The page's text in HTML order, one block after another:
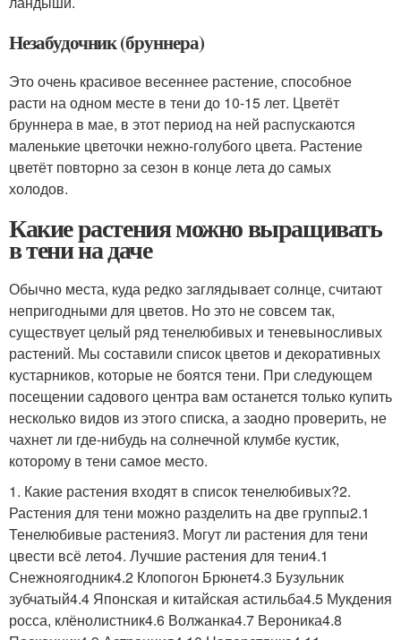
Незабудочник (бруннера)
Это очень красивое весеннее растение, способное
расти на одном месте в тени до 10-15 лет. Цветёт
бруннера в мае, в этот период на ней распускаются
маленькие цветочки нежно-голубого цвета. Растение
цветёт повторно за сезон в конце лета до самых
холодов.
Какие растения можно выращивать
в тени на даче
Обычно места, куда редко заглядывает солнце, считают
непригодными для цветов. Но это не совсем так,
существует целый ряд тенелюбивых и теневыносливых
растений. Мы составили список цветов и декоративных
кустарников, которые не боятся тени. При следующем
посещении садового центра вам останется только купить
несколько видов из этого списка, а заодно проверить, не
чахнет ли где-нибудь на солнечной клумбе кустик,
которому в тени самое место.
1. Какие растения входят в список тенелюбивых?2.
Растения для тени можно разделить на две группы2.1
Тенелюбивые растения3. Могут ли растения для тени
цвести всё лето4. Лучшие растения для тени4.1
Снежноягодник4.2 Клопогон Брюнет4.3 Бузульник
зубчатый4.4 Японская и китайская астильба4.5 Мукдения
росса, клёнолистник4.6 Волжанка4.7 Вероника4.8